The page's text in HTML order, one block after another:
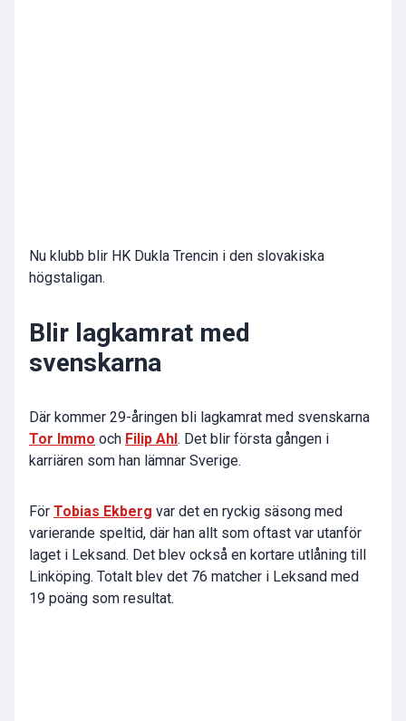
Nu klubb blir HK Dukla Trencin i den slovakiska
högstaligan.
Blir lagkamrat med
svenskarna
Där kommer 29-åringen bli lagkamrat med svenskarna
Tor Immo och Filip Ahl . Det blir första gången i
karriären som han lämnar Sverige.
För Tobias Ekberg var det en ryckig säsong med
varierande speltid, där han allt som oftast var utanför
laget i Leksand. Det blev också en kortare utlåning till
Linköping. Totalt blev det 76 matcher i Leksand med
19 poäng som resultat.